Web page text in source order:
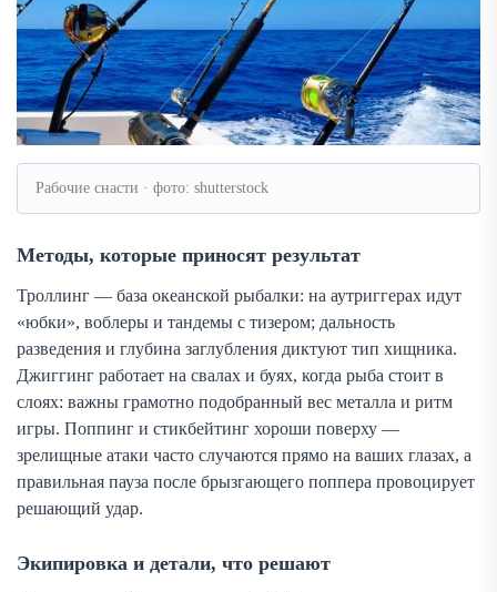
Рабочие снасти · фото: shutterstock
Методы, которые приносят результат
Троллинг — база океанской рыбалки: на аутриггерах идут
«юбки», воблеры и тандемы с тизером; дальность
разведения и глубина заглубления диктуют тип хищника.
Джиггинг работает на свалах и буях, когда рыба стоит в
слоях: важны грамотно подобранный вес металла и ритм
игры. Поппинг и стикбейтинг хороши поверху —
зрелищные атаки часто случаются прямо на ваших глазах, а
правильная пауза после брызгающего поппера провоцирует
решающий удар.
Экипировка и детали, что решают